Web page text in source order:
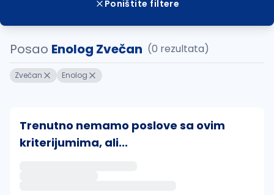
Poništite filtere
Posao Enolog Zvečan (0 rezultata)
Zvečan Enolog
Trenutno nemamo poslove sa ovim
kriterijumima, ali...